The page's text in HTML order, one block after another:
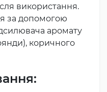
використання.
за допомогою
аромату
коричного